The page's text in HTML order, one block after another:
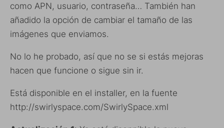
como APN, usuario, contraseña… También han
añadido la opción de cambiar el tamaño de las
imágenes que enviamos.
No lo he probado, así que no se si estás mejoras
hacen que funcione o sigue sin ir.
Está disponible en el installer, en la fuente
http://swirlyspace.com/SwirlySpace.xml